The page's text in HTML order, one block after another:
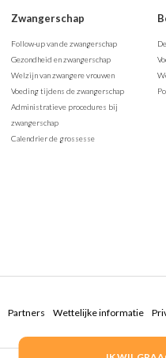
Zwangerschap
Follow-up van de zwangerschap
Gezondheid en zwangerschap
Welzijn van zwangere vrouwen
Voeding tijdens de zwangerschap
Administratieve procedures bij
zwangerschap
Calendrier de grossesse
Partners Wettelijke informatie